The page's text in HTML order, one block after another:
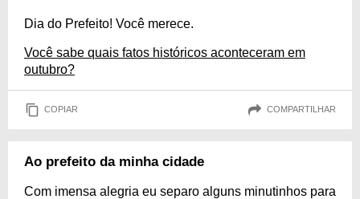
Dia do Prefeito! Você merece.
Você sabe quais fatos históricos aconteceram em
outubro?
COPIAR COMPARTILHAR
Ao prefeito da minha cidade
Com imensa alegria eu separo alguns minutinhos para